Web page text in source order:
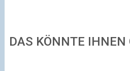
DAS KÖNNTE IHNEN